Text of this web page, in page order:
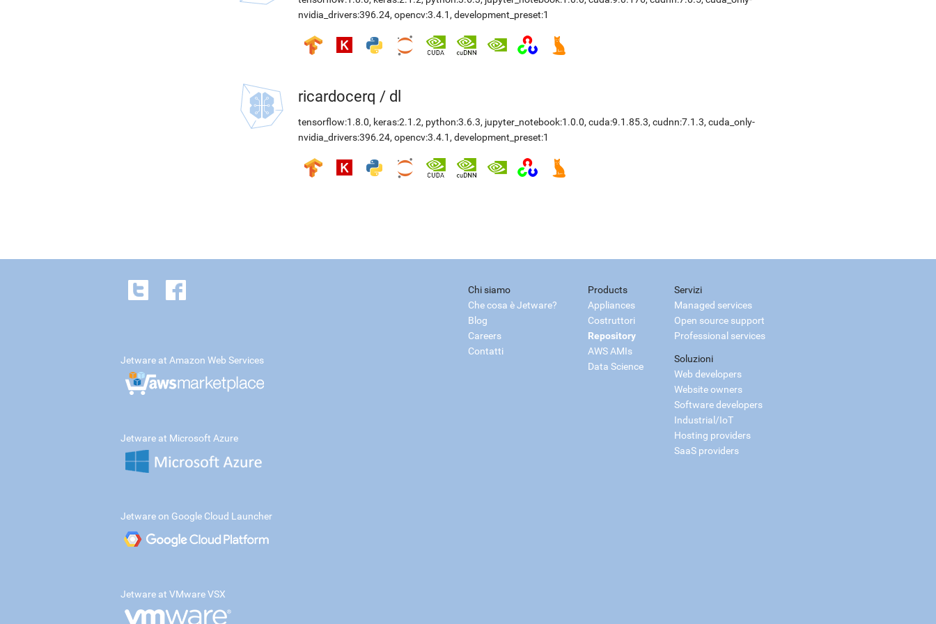
nvidia_drivers:396.24, opencv:3.4.1 , development_preset:1
ricardocerq / dl
tensorflow:1.8.0, keras:2.1.2, python:3.6.3, jupyter_notebook:1.0.0, cuda:9.1.85.3, cudnn:7.1.3, cuda_only-
nvidia_drivers:396.24, opencv:3.4.1 , development_preset:1
Chi siamo
Che cosa è Jetware?
Blog
Careers
Contatti
Products
Appliances
Costruttori
Repository
AWS AMIs
Data Science
Servizi
Managed services
Open source support
Professional services
Soluzioni
Web developers
Website owners
Software developers
Industrial/IoT
Hosting providers
SaaS providers
Jetware at Amazon Web Services
Jetware at Microsoft Azure
Jetware on Google Cloud Launcher
Jetware at VMware VSX